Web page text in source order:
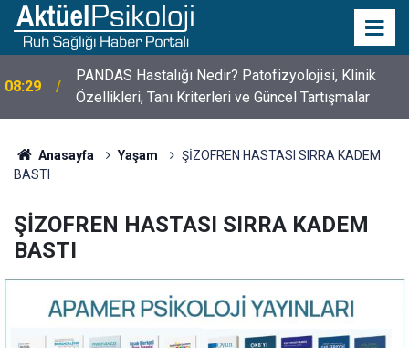
10:30
10 Mayıs Psikologlar Günü Nasıl Ortaya Çıktı? 10
Mayıs Tarihinin Hikayesi
Anasayfa Yaşam
ŞİZOFREN HASTASI SIRRA KADEM
BASTI
ŞİZOFREN HASTASI SIRRA KADEM
BASTI